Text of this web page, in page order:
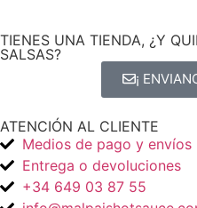
TIENES UNA TIENDA, ¿Y
SALSAS?
¡
ATENCIÓN AL CLIENTE
Medios de pago y envíos
Entrega o devoluciones
+34 649 03 87 55